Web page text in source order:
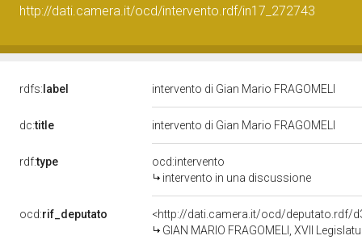
http://dati.camera.it/ocd/intervento.rdf/in17_272743
rdfs: label intervento di Gian Mario FRAGOMELI
dc:title intervento di Gian Mario FRAGOMELI
rdf:type
ocd:intervento
intervento in una discussione
ocd:rif_deputato
<http://dati.camera.it/ocd/deputato.rdf/
GIAN MARIO FRAGOMELI, XVII